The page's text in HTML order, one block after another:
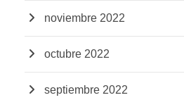
noviembre 2022
octubre 2022
septiembre 2022